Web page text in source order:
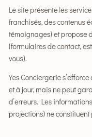
Le site présente les
franchisés, des contenus
témoignages) et propose
(formulaires de contact,
vous).
Yes Conciergerie
et à jour, mais ne peut
d’erreurs. Les
projections) ne